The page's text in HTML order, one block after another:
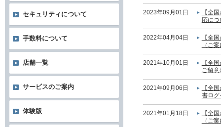
2023年09月01日
【全
応に
2022年04月04日
【全
（ご
2021年10月01日
【全
ご留
2021年09月06日
【全
書ログ
2021年01月18日
【全
（ご
セキュリティについて
手数料について
店舗一覧
サービスのご案内
体験版